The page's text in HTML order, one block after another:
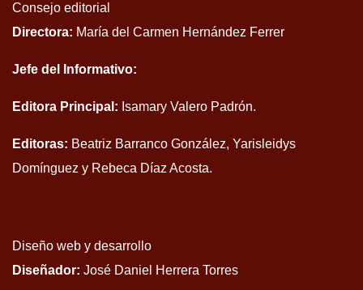
Consejo editorial
Directora: María del Carmen Hernández Ferrer
Jefe del Informativo:
Editora Principal: Isamary Valero Padrón.
Editoras: Beatriz Barranco González, Yarisleidys
Domínguez y Rebeca Díaz Acosta.
Diseño web y desarrollo
Diseñador: José Daniel Herrera Torres